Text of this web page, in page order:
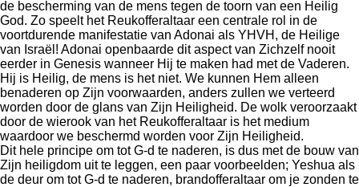
de bescherming van de mens tegen de toorn van een Heilig
God. Zo speelt het Reukofferaltaar een centrale rol in de
voortdurende manifestatie van Adonai als YHVH, de Heilige
van Israël! Adonai openbaarde dit aspect van Zichzelf nooit
eerder in Genesis wanneer Hij te maken had met de Vaderen.
Hij is Heilig, de mens is het niet. We kunnen Hem alleen
benaderen op Zijn voorwaarden, anders zullen we verteerd
worden door de glans van Zijn Heiligheid. De wolk veroorzaakt
door de wierook van het Reukofferaltaar is het medium
waardoor we beschermd worden voor Zijn Heiligheid.
Dit hele principe om tot G-d te naderen, is dus met de bouw van
Zijn heiligdom uit te leggen, een paar voorbeelden; Yeshua als
de deur om tot G-d te naderen, brandofferaltaar om je zonden te